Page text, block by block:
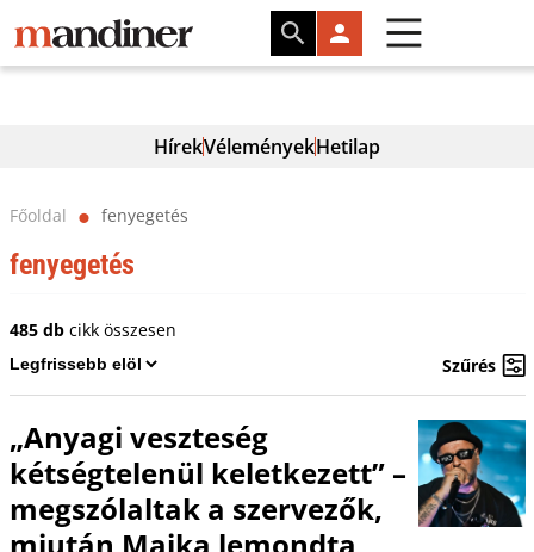
HírekVéleményekHetilap
Főoldal ⬤ fenyegetés
fenyegetés
485 dbcikk összesen
Szűrés
„Anyagi veszteség
kétségtelenül keletkezett” –
megszólaltak a szervezők,